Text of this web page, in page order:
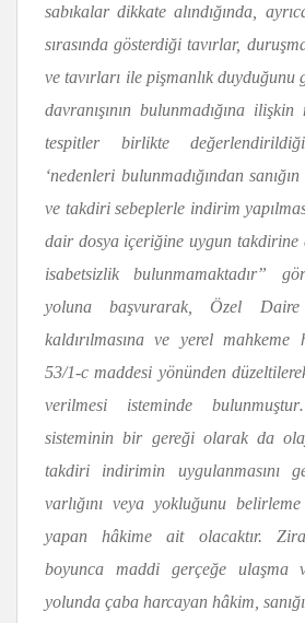
sabıkalar dikkate alındığında,
sırasında gösterdiği tavırlar,
ve tavırları ile pişmanlık
davranışının bulunmadığına
tespitler birlikte
‘nedenleri bulunmadığından
ve takdiri sebeplerle indirim
dair dosya içeriğine uygun takdirine
isabetsizlik bulunmamaktadır”
yoluna başvurarak, Özel Daire
kaldırılmasına ve yerel mahkeme
53/1-c maddesi yönünden
verilmesi isteminde
sisteminin bir gereği olarak da
takdiri indirimin uygulanmasını
varlığını veya yokluğunu
yapan hâkime ait olacaktır.
boyunca maddi gerçeğe ulaşma
yolunda çaba harcayan hâkim,